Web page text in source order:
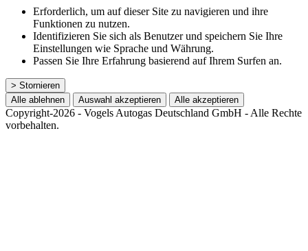
Erforderlich, um auf dieser Site zu navigieren und ihre
Funktionen zu nutzen.
Identifizieren Sie sich als Benutzer und speichern Sie Ihre
Einstellungen wie Sprache und Währung.
Passen Sie Ihre Erfahrung basierend auf Ihrem Surfen an.
> Stornieren
Alle ablehnen
Auswahl akzeptieren Alle akzeptieren
Copyright-2026 - Vogels Autogas Deutschland GmbH - Alle Rechte
vorbehalten.